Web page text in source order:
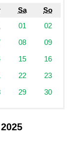
Sa
So
01
02
08
09
15
16
22
23
29 30